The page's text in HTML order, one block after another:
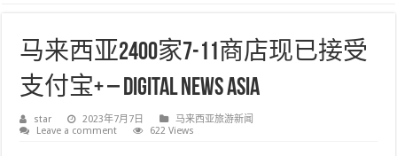
马来西亚2400家7-11商店现已接受
支付宝+ – Digital News Asia
star 2023年7月7日
马来西亚旅游新闻
Leave a comment
622 Views